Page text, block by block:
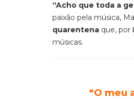
“Acho que toda a
paixão pela música,
quarentena que, por
músicas.
“O meu